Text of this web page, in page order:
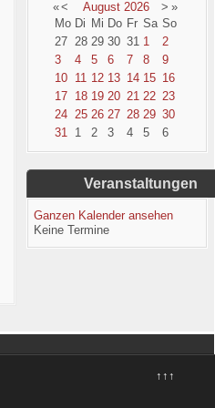
«< August 2026 > »
Mo Di Mi Do Fr Sa So
27 28 29 30 31 1
2
3
4 5 6 7 8
9
10 11 12 13 14 15 16
17 18 19 20 21 22 23
24 25 26 27 28 29 30
31 1 2 3 4 5 6
Veranstaltungen
Ganzen Kalender ansehen
Keine Termine
↑↑↑